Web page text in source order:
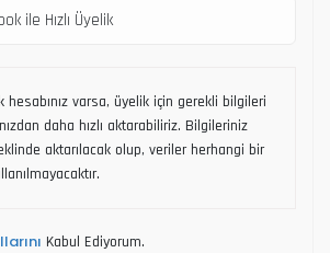
ile Hızlı Üyelik
hesabınız varsa, üyelik için gerekli bilgileri
daha hızlı aktarabiliriz. Bilgileriniz
aktarılacak olup, veriler herhangi bir
Kabul Ediyorum.